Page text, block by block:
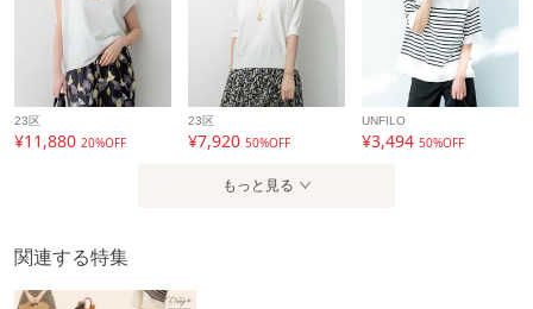
23区
¥11,880 20%OFF
23区
¥7,92050%OFF
UNFILO
¥3,49450%OFF
もっと見る
関連する特集